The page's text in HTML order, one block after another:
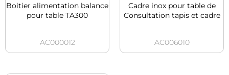
Boitier alimentation balance
pour table TA300
AC000012
Cadre inox pour table de
Consultation tapis et cadre
AC006010